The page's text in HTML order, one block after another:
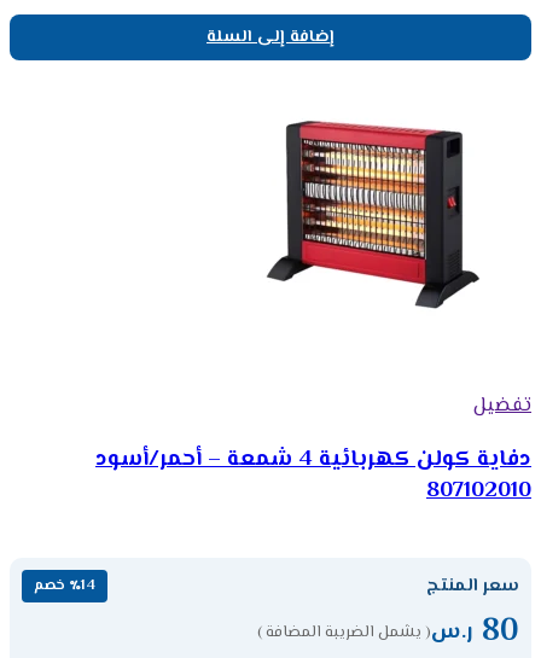
إضافة إلى السلة
تفضيل
دفاية كولن كهربائية 4 شمعة – أحمر/أسود
807102010
سعر المنتج ٪14 خصم
80 ر.س( يشمل الضريبة المضافة )